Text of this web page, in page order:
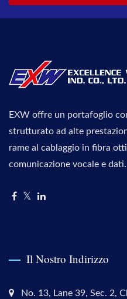
EXW offre un portafoglio
strutturato ad alte
rame al cablaggio in fibra
comunicazione vocale e dati.
Il Nostro Indirizzo
No. 13, Lane 39, Sec. 2,